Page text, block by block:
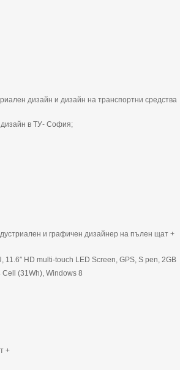
дизайн и дизайн на транспортни средства
в ТУ- София;
и графичен дизайнер на пълен щат +
11.6″ HD multi-touch LED Screen, GPS, S pen, 2GB
Cell (31Wh), Windows 8
+